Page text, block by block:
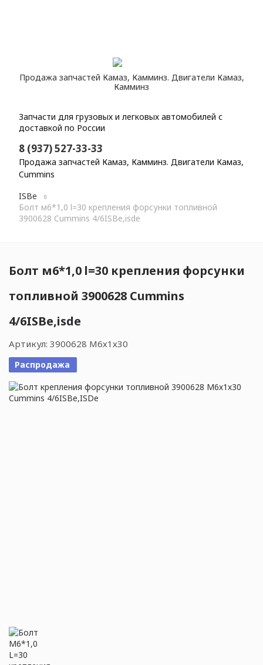
Продажа запчастей Камаз, Камминз. Двигатели Камаз,
Камминз
Запчасти для грузовых и легковых автомобилей с
доставкой по России
8 (937) 527-33-33
Продажа запчастей Камаз, Камминз. Двигатели Камаз,
Cummins
ISBe
Болт м6*1,0 l=30 крепления форсунки топливной
3900628 Cummins 4/6ISBe,isde
Болт м6*1,0 l=30 крепления форсунки
топливной 3900628 Cummins
4/6ISBe,isde
Артикул: 3900628 М6х1х30
Распродажа